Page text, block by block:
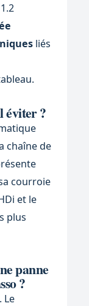
liés
éviter ?
chaîne de
courroie
et le
plus
panne
?
Le